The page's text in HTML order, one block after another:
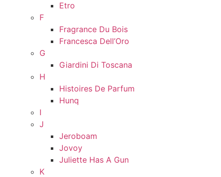
Etro
F
Fragrance Du Bois
Francesca Dell’Oro
G
Giardini Di Toscana
H
Histoires De Parfum
Hunq
I
J
Jeroboam
Jovoy
Juliette Has A Gun
K